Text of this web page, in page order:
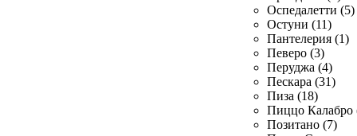
Оспедалетти (5)
Остуни (11)
Пантелерия (1)
Певеро (3)
Перуджа (4)
Пескара (31)
Пиза (18)
Пиццо Калабро
Позитано (7)